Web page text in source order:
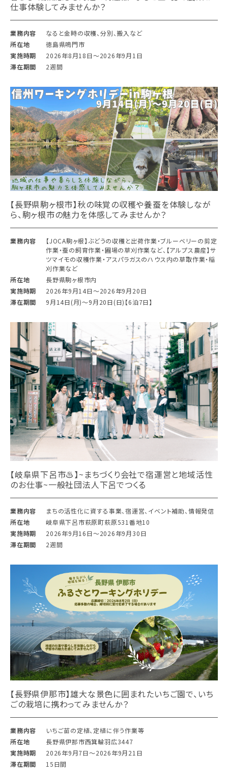
仕事体験してみませんか？
業務内容
なると金時の収穫、分別、搬入など
所在地
徳島県鳴門市
実施時期
2026年8月18日〜2026年9月1日
滞在期間
2週間
【長野県駒ヶ根市】秋の味覚の収穫や養蚕を体験しなが
ら、駒ヶ根市の魅力を体感してみませんか？
業務内容
【JOCA駒ヶ根】ぶどうの収穫と出荷作業・ブルーベリーの剪定
作業・蚕の飼育作業・圃場の草刈作業など、【アルプス農産】サ
ツマイモの収穫作業・アスパラガスのハウス内の草取作業・稲
刈作業など
所在地
長野県駒ヶ根市内
実施時期
2026年9月14日〜2026年9月20日
滞在期間
9月14日(月)〜9月20日(日)【6泊7日】
【岐阜県下呂市♨︎】~まちづくり会社で宿運営と地域活性
のお仕事~一般社団法人下呂でつくる
業務内容
まちの活性化に資する事業、宿運営、イベント補助、情報発信
所在地
岐阜県下呂市萩原町萩原531番地10
実施時期
2026年9月16日〜2026年9月30日
滞在期間
2週間
【長野県伊那市】雄大な景色に囲まれたいちご園で、いち
ごの栽培に携わってみませんか？
業務内容
いちご苗の定植、定植に伴う作業等
所在地
長野県伊那市西箕輪羽広3447
実施時期
2026年9月7日〜2026年9月21日
滞在期間
15日間